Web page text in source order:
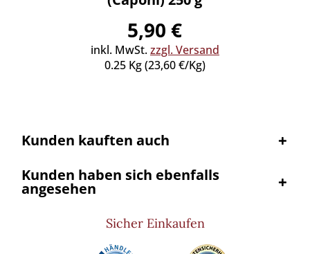
5,90 €
inkl. MwSt.zzgl. Versand
0.25 Kg (23,60 €/Kg)
Kunden kauften auch
Kunden haben sich ebenfalls
angesehen
Sicher Einkaufen